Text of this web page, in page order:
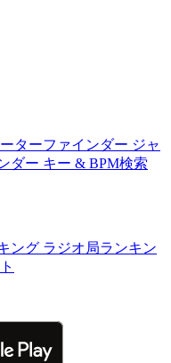
ターファインダー ジャ
ダー キー & BPM検索
ング ラジオ局ランキン